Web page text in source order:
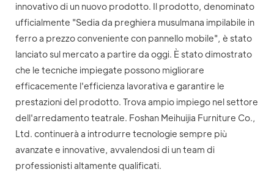
innovativo di un nuovo prodotto. Il prodotto, denominato
ufficialmente "Sedia da preghiera musulmana impilabile in
ferro a prezzo conveniente con pannello mobile", è stato
lanciato sul mercato a partire da oggi. È stato dimostrato
che le tecniche impiegate possono migliorare
efficacemente l'efficienza lavorativa e garantire le
prestazioni del prodotto. Trova ampio impiego nel settore
dell'arredamento teatrale. Foshan Meihuijia Furniture Co.,
Ltd. continuerà a introdurre tecnologie sempre più
avanzate e innovative, avvalendosi di un team di
professionisti altamente qualificati.